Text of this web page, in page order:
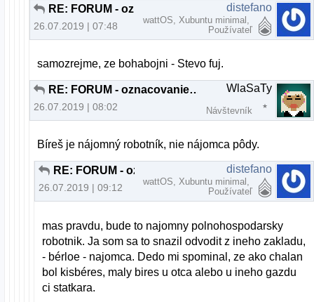
26.07.2019 | 07:48
distefano
wattOS, Xubuntu minimal,
Používateľ
samozrejme, ze bohabojni - Stevo fuj.
RE: FORUM - oznacovanie a zvyrazňovanie nových príspevkov
26.07.2019 | 08:02
WlaSaTy
Návštevník
Bíreš je nájomný robotník, nie nájomca pôdy.
26.07.2019 | 09:12
distefano
wattOS, Xubuntu minimal,
Používateľ
mas pravdu, bude to najomny polnohospodarsky
robotnik. Ja som sa to snazil odvodit z ineho zakladu,
- bérloe - najomca. Dedo mi spominal, ze ako chalan
bol kisbéres, maly bires u otca alebo u ineho gazdu
ci statkara.